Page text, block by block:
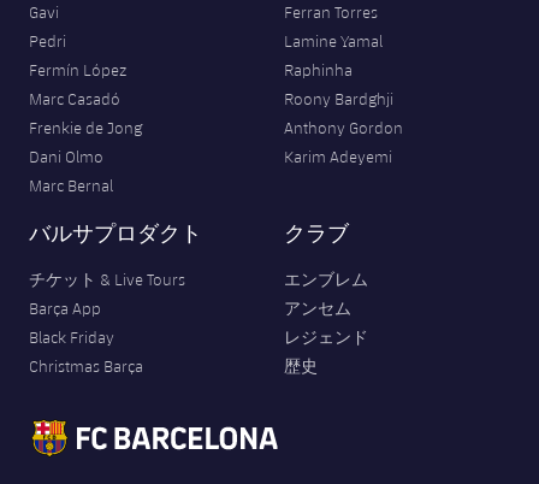
Gavi
Pedri
Fermín López
Marc Casadó
Frenkie de Jong
Dani Olmo
Marc Bernal
Ferran Torres
Lamine Yamal
Raphinha
Roony Bardghji
Anthony Gordon
Karim Adeyemi
バルサプロダクト
チケット & Live Tours
Barça App
Black Friday
Christmas Barça
クラブ
エンブレム
アンセム
レジェンド
歴史